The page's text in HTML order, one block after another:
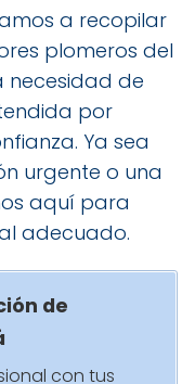
a recopilar
plomeros del
necesidad de
por
Ya sea
urgente o una
aquí para
adecuado.
de
con tus